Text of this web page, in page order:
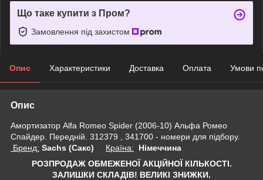
Що таке купити з Пром?
Замовлення під захистом
Опис Характеристики Доставка Оплата Умови
Опис
Амортизатор Alfa Romeo Spider (2006-10) Альфа Ромео
Спайдер. Передній. 312379 , 341700 - номери для підбору.
Бренд: Sachs (Сакс) Країна: Німеччина
РОЗПРОДАЖ ОБМЕЖЕНОЇ АКЦІЙНОЇ КІЛЬКОСТІ.
ЗАЛИШКИ СКЛАДІВ! ВЕЛИКІ ЗНИЖКИ.